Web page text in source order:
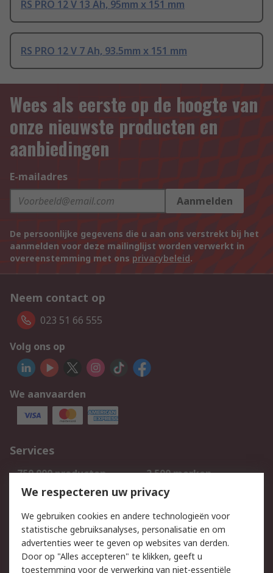
RS PRO 12 V 13 Ah, 95mm x 151 mm
RS PRO 12 V 7 Ah, 93.5mm x 151 mm
Wees als eerste op de hoogte van
onze nieuwste producten en
aanbiedingen
E-mailadres
Aanmelden
De persoonlijke gegevens die u aan ons verstrekt bij het
aanmelden voor deze mailinglijst worden verwerkt in
overeenstemming met ons privacybeleid.
Neem contact op
023 51 66 555
Volg ons op
We aanvaarden
Services
750.000 producten
2.500 merken
Bestellen
Inkoopoplossingen
Track & Trace
Wettelijk
We respecteren uw privacy
We gebruiken cookies en andere technologieën voor
statistische gebruiksanalyses, personalisatie en om
advertenties weer te geven op websites van derden.
Door op "Alles accepteren" te klikken, geeft u
toestemming voor de verwerking van niet-essentiële